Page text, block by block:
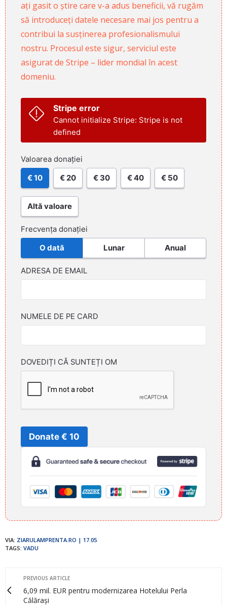
ați gasit o știre care v-a adus beneficii, vă rugăm
să introduceți datele necesare mai jos pentru a
contribui la susținerea profesionalismului
nostru. Procesul este sigur, serviciul este
asigurat de Stripe – lider mondial în acest
domeniu.
Stripe error
Cannot initialize Stripe: Stripe is not
defined
Valoarea donației
€ 10 € 20 € 30 € 40 € 50
Altă valoare
Frecvența donației
O dată Lunar Anual
ADRESA DE EMAIL
NUMELE DE PE CARD
DOVEDIȚI CĂ SUNTEȚI OM
Donate € 10
VIA: ZIARULAMPRENTA.RO | 17.05
TAGS: VADU
PREVIOUS ARTICLE
6,09 mil. EUR pentru modernizarea Hotelului Perla
Călărași